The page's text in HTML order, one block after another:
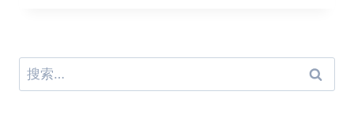
（动
新
搜
索：